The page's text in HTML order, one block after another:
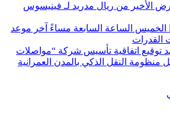
الأخير من ريال مدريد لـ فينيسوس
الخميس الساعة السابعة مساءً آخر موعد
القدرات
توقيع اتفاقية تأسيس شركة “مواصلات
النقل الذكي بالمدن العمرانية